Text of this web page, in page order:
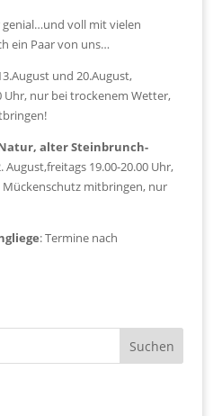
genial…und voll mit vielen
ein Paar von uns…
und 20.August,
Uhr, nur bei trockenem Wetter,
alter Steinbrunch-
August,freitags 19.00-20.00 Uhr,
mitbringen, nur
: Termine nach